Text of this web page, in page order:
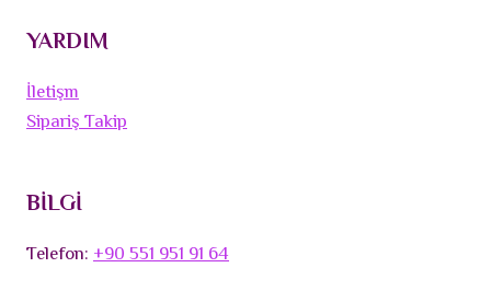
YARDIM
İletişm
Sipariş Takip
BİLGİ
Telefon:+90 551 951 91 64